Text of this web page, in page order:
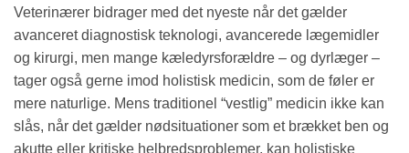
Veterinærer bidrager med det nyeste når det gælder
avanceret diagnostisk teknologi, avancerede lægemidler
og kirurgi, men mange kæledyrsforældre – og dyrlæger –
tager også gerne imod holistisk medicin, som de føler er
mere naturlige. Mens traditionel “vestlig” medicin ikke kan
slås, når det gælder nødsituationer som et brækket ben og
akutte eller kritiske helbredsproblemer, kan holistiske